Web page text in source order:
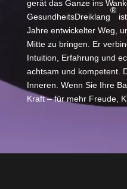
gerät das Ganze ins
GesundheitsDreiklang
®
Jahre entwickelter Weg,
Mitte zu bringen. Er
Intuition, Erfahrung und
achtsam und kompetent.
Inneren. Wenn Sie Ihre
Kraft – für mehr Freude,